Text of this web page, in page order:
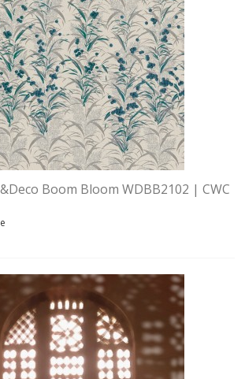
Boom Bloom WDBB2102 | CWC